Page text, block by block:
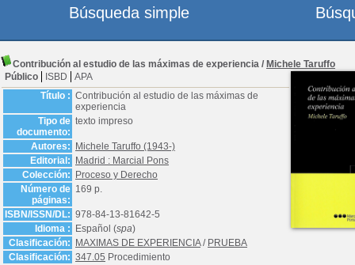
Contribución al estudio de las máximas de experiencia / Michele Taruffo
Público
ISBD
APA
Título : Contribución al estudio de las máximas de
experiencia
Tipo de
documento:
texto impreso
Autores:
Michele Taruffo (1943-)
Editorial:
Madrid : Marcial Pons
Colección:
Proceso y Derecho
Número de
páginas:
169 p.
ISBN/ISSN/DL: 978-84-13-81642-5
Idioma :
Español (spa)
Clasificación:
MAXIMAS DE EXPERIENCIA/ PRUEBA
Clasificación: 347.05 Procedimiento
Búsqueda simple